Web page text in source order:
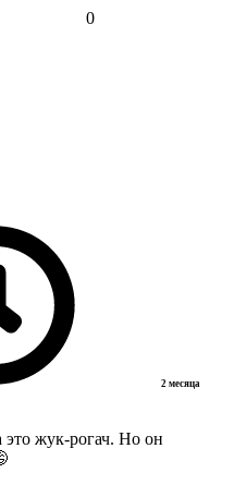
0
2 месяца
это жук-рогач. Но он